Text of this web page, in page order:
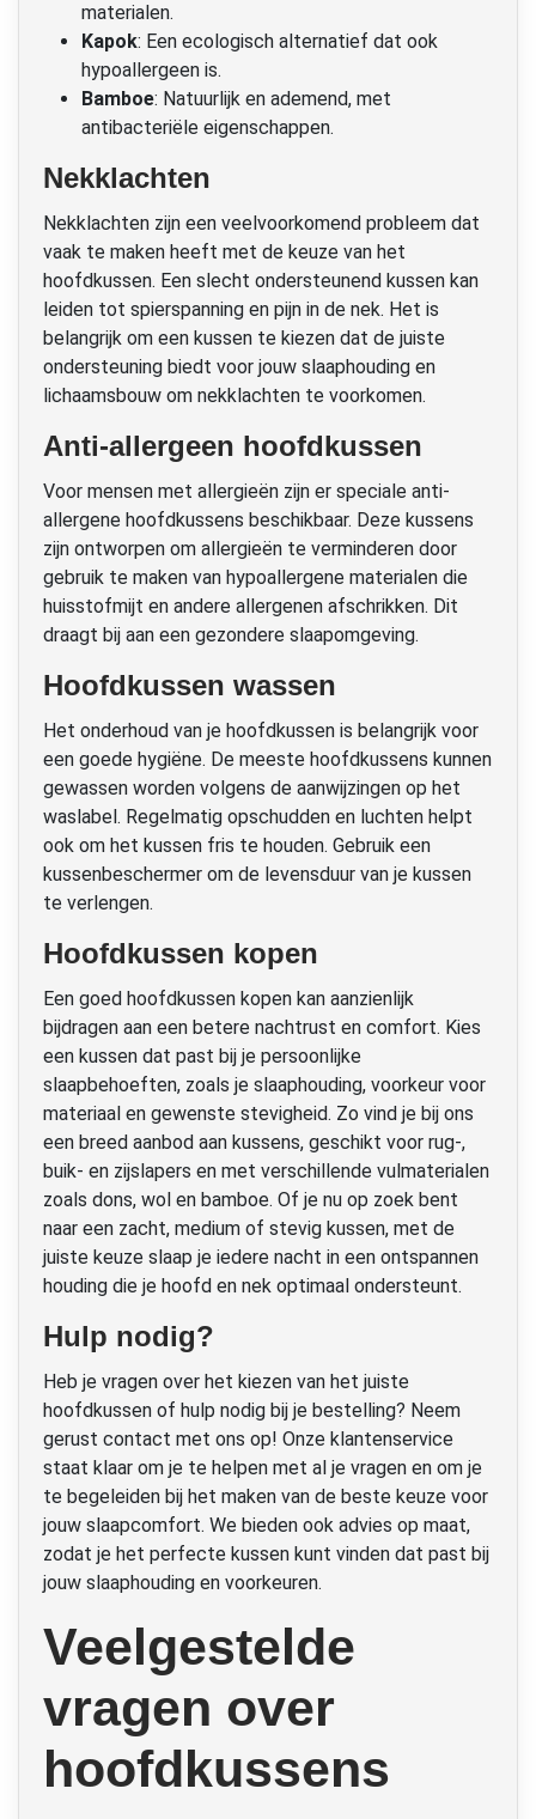
materialen.
Kapok: Een ecologisch alternatief dat ook
hypoallergeen is.
Bamboe: Natuurlijk en ademend, met
antibacteriële eigenschappen.
Nekklachten
Nekklachten zijn een veelvoorkomend probleem dat
vaak te maken heeft met de keuze van het
hoofdkussen. Een slecht ondersteunend kussen kan
leiden tot spierspanning en pijn in de nek. Het is
belangrijk om een kussen te kiezen dat de juiste
ondersteuning biedt voor jouw slaaphouding en
lichaamsbouw om nekklachten te voorkomen.
Anti-allergeen hoofdkussen
Voor mensen met allergieën zijn er speciale anti-
allergene hoofdkussens beschikbaar. Deze kussens
zijn ontworpen om allergieën te verminderen door
gebruik te maken van hypoallergene materialen die
huisstofmijt en andere allergenen afschrikken. Dit
draagt bij aan een gezondere slaapomgeving.
Hoofdkussen wassen
Het onderhoud van je hoofdkussen is belangrijk voor
een goede hygiëne. De meeste hoofdkussens kunnen
gewassen worden volgens de aanwijzingen op het
waslabel. Regelmatig opschudden en luchten helpt
ook om het kussen fris te houden. Gebruik een
kussenbeschermer om de levensduur van je kussen
te verlengen.
Hoofdkussen kopen
Een goed hoofdkussen kopen kan aanzienlijk
bijdragen aan een betere nachtrust en comfort. Kies
een kussen dat past bij je persoonlijke
slaapbehoeften, zoals je slaaphouding, voorkeur voor
materiaal en gewenste stevigheid. Zo vind je bij ons
een breed aanbod aan kussens, geschikt voor rug-,
buik- en zijslapers en met verschillende vulmaterialen
zoals dons, wol en bamboe. Of je nu op zoek bent
naar een zacht, medium of stevig kussen, met de
juiste keuze slaap je iedere nacht in een ontspannen
houding die je hoofd en nek optimaal ondersteunt.
Hulp nodig?
Heb je vragen over het kiezen van het juiste
hoofdkussen of hulp nodig bij je bestelling? Neem
gerust contact met ons op! Onze klantenservice
staat klaar om je te helpen met al je vragen en om je
te begeleiden bij het maken van de beste keuze voor
jouw slaapcomfort. We bieden ook advies op maat,
zodat je het perfecte kussen kunt vinden dat past bij
jouw slaaphouding en voorkeuren.
Veelgestelde
vragen over
hoofdkussens